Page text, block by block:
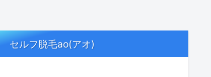
セルフ脱毛ao(アオ)